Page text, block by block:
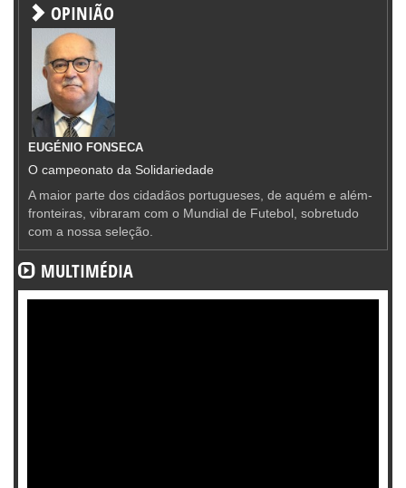
OPINIÃO
EUGÉNIO FONSECA
O campeonato da Solidariedade
A maior parte dos cidadãos portugueses, de aquém e além-
fronteiras, vibraram com o Mundial de Futebol, sobretudo
com a nossa seleção.
MULTIMÉDIA